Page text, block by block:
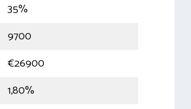
35%
9700
€26900
1,80%